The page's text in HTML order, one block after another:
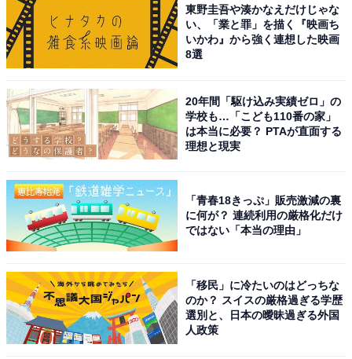
く響く優しくて温かな声です。その包み込むような声質
が、演じるキャラクターに確かな説得力をもたらしてい
ます。
回答者コメント
「柔らかくて安心感のある声で、聞いていて心地よ
いと感じます。強すぎない自然なトーンが、どんな
役にも馴染みやすいと思います」（30代男性／茨城
県）
「線が細い感じだがとても優しい声で癒やされそ
う」（40代男性／大阪府）
東野圭吾や湊かなえだけじゃな
い、「業と罪」を描く『映画ち
いかわ』から強く連想した映画
8選
20年間「駆け込み実績ゼロ」の
学校も…「こども110番の家」
は本当に必要？ PTAが直面する
理想と現実
「青春18きっぷ」販売激減の裏
に何が？ 連続利用の厳格化だけ
ではない「本当の理由」
「移民」に冷たいのはどっちな
のか？ スイスの厳格過ぎる学歴
選別と、日本の曖昧過ぎる外国
人政策